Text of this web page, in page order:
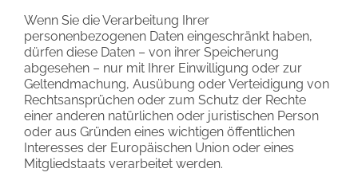
Wenn Sie die Verarbeitung Ihrer
personenbezogenen Daten eingeschränkt haben,
dürfen diese Daten – von ihrer Speicherung
abgesehen – nur mit Ihrer Einwilligung oder zur
Geltendmachung, Ausübung oder Verteidigung von
Rechtsansprüchen oder zum Schutz der Rechte
einer anderen natürlichen oder juristischen Person
oder aus Gründen eines wichtigen öffentlichen
Interesses der Europäischen Union oder eines
Mitgliedstaats verarbeitet werden.